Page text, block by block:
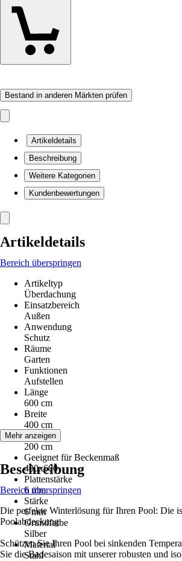
Bestand in anderen Märkten prüfen
Artikeldetails
Beschreibung
Weitere Kategorien
Kundenbewertungen
Artikeldetails
Bereich überspringen
Artikeltyp
Überdachung
Einsatzbereich
Außen
Anwendung
Schutz
Räume
Garten
Funktionen
Aufstellen
Länge
600 cm
Breite
400 cm
Höhe
200 cm
Geeignet für Beckenmaß
400x600
Plattenstärke
6 mm
Stärke
6 mm
Grundfarbe
Silber
Material
Stahl
Mehr anzeigen
Beschreibung
Bereich überspringen
Die perfekte Winterlösung für Ihren Pool: Die
Poolabdeckung
Schützen Sie Ihren Pool bei sinkenden
Sie die Badesaison mit unserer robusten und